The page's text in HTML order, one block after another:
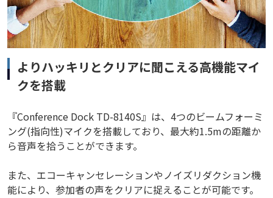
よりハッキリとクリアに聞こえる高機能マイ
クを搭載
『Conference Dock TD-8140S』は、4つのビームフォーミ
ング(指向性)マイクを搭載しており、最大約1.5mの距離か
ら音声を拾うことができます。
また、エコーキャンセレーションやノイズリダクション機
能により、参加者の声をクリアに捉えることが可能です。